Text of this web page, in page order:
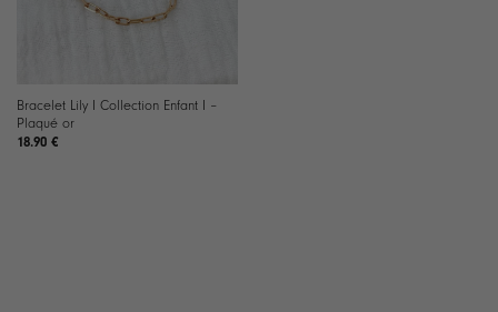
Bracelet Lily I Collection Enfant I –
Plaqué or
18.90 €